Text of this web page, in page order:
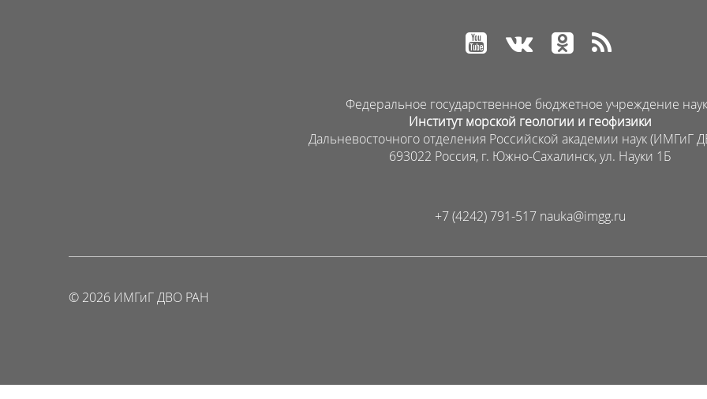
Федеральное государственное бюджетное учреждение
Институт морской геологии и геофизики
Дальневосточного отделения Российской академии наук (ИМГиГ
693022 Россия, г. Южно-Сахалинск, ул. Науки 1Б
+7 (4242) 791-517
© 2026 ИМГиГ ДВО РАН